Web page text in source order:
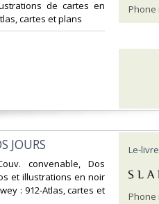
de cartes en
cartes et plans‎
Phone
JOURS‎
convenable, Dos
et illustrations en noir
: 912-Atlas, cartes et
Le-
Phone